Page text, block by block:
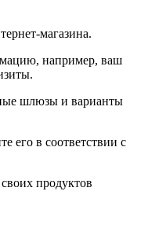
магазина.
например, ваш
шлюзы и варианты
его в соответствии с
продуктов